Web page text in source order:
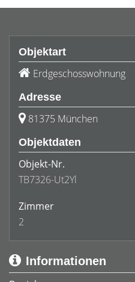
Objektart
Erdgeschosswohnung
Adresse
81375 München
Objektdaten
Objekt-Nr.
TB7326-Ut2Yl
Zimmer
2
Informationen